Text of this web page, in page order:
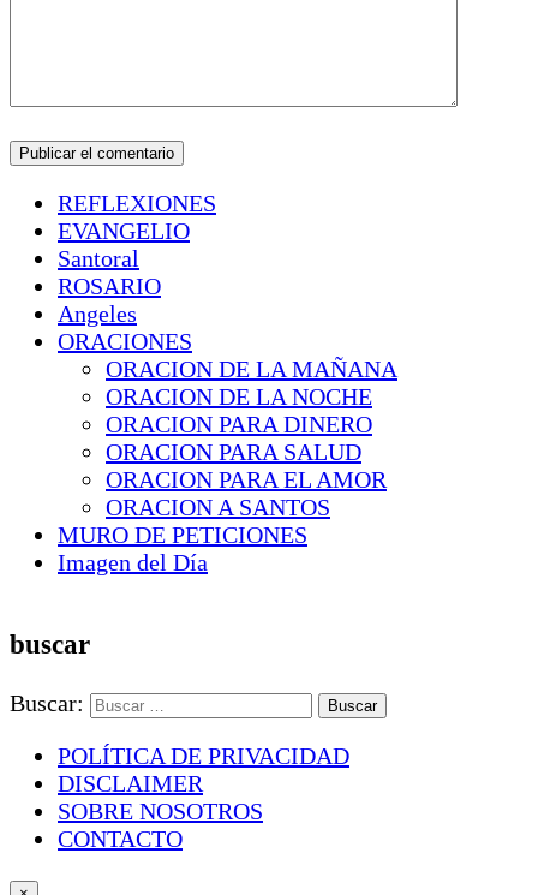
REFLEXIONES
EVANGELIO
Santoral
ROSARIO
Angeles
ORACIONES
ORACION DE LA MAÑANA
ORACION DE LA NOCHE
ORACION PARA DINERO
ORACION PARA SALUD
ORACION PARA EL AMOR
ORACION A SANTOS
MURO DE PETICIONES
Imagen del Día
buscar
Buscar:
POLÍTICA DE PRIVACIDAD
DISCLAIMER
SOBRE NOSOTROS
CONTACTO